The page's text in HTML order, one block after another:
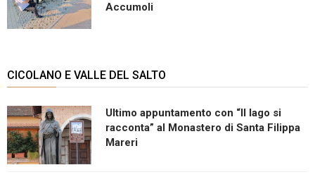
Accumoli
CICOLANO E VALLE DEL SALTO
Ultimo appuntamento con “Il lago si
racconta” al Monastero di Santa Filippa
Mareri